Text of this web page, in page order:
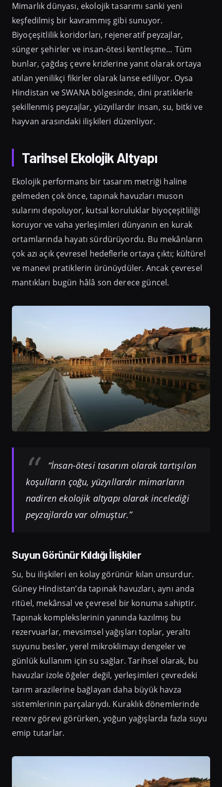
Mimarlık dünyası, ekolojik tasarımı sanki yeni
keşfedilmiş bir kavrammış gibi sunuyor.
Biyoçeşitlilik koridorları, rejeneratif peyzajlar,
sünger şehirler ve insan-ötesi kentleşme… Tüm
bunlar, çağdaş çevre krizlerine yanıt olarak ortaya
atılan yenilikçi fikirler olarak lanse ediliyor. Oysa
Hindistan ve SWANA bölgesinde, dini pratiklerle
şekillenmiş peyzajlar, yüzyıllardır insan, su, bitki ve
hayvan arasındaki ilişkileri düzenliyor.
Tarihsel Ekolojik Altyapı
Ekolojik performans bir tasarım metriği haline
gelmeden çok önce, tapınak havuzları muson
sularını depoluyor, kutsal koruluklar biyoçeşitliliği
koruyor ve vaha yerleşimleri dünyanın en kurak
ortamlarında hayatı sürdürüyordu. Bu mekânların
çok azı açık çevresel hedeflerle ortaya çıktı; kültürel
ve manevi pratiklerin ürünüydüler. Ancak çevresel
mantıkları bugün hâlâ son derece güncel.
“İnsan-ötesi tasarım olarak tartışılan
koşulların çoğu, yüzyıllardır mimarların
nadiren ekolojik altyapı olarak incelediği
peyzajlarda var olmuştur.”
Suyun Görünür Kıldığı İlişkiler
Su, bu ilişkileri en kolay görünür kılan unsurdur.
Güney Hindistan’da tapınak havuzları, aynı anda
ritüel, mekânsal ve çevresel bir konuma sahiptir.
Tapınak komplekslerinin yanında kazılmış bu
rezervuarlar, mevsimsel yağışları toplar, yeraltı
suyunu besler, yerel mikroklimayı dengeler ve
günlük kullanım için su sağlar. Tarihsel olarak, bu
havuzlar izole öğeler değil, yerleşimleri çevredeki
tarım arazilerine bağlayan daha büyük havza
sistemlerinin parçalarıydı. Kuraklık dönemlerinde
rezerv görevi görürken, yoğun yağışlarda fazla suyu
emip tutarlar.